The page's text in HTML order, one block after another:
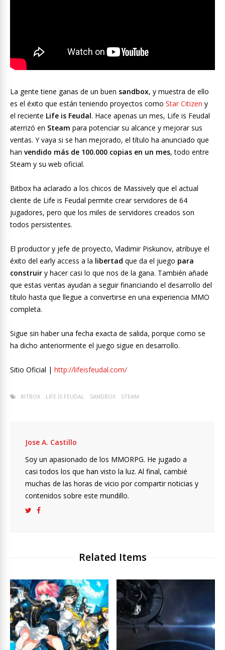
La gente tiene ganas de un buen sandbox, y muestra de ello
es el éxito que están teniendo proyectos como Star Citizen y
el reciente Life is Feudal. Hace apenas un mes, Life is Feudal
aterrizó en Steam para potenciar su alcance y mejorar sus
ventas. Y vaya si se han mejorado, el título ha anunciado que
han vendido más de 100.000 copias en un mes, todo entre
Steam y su web oficial.
Bitbox ha aclarado a los chicos de Massively que el actual
cliente de Life is Feudal permite crear servidores de 64
jugadores, pero que los miles de servidores creados son
todos persistentes.
El productor y jefe de proyecto, Vladimir Piskunov, atribuye el
éxito del early access a la libertad que da el juego para
construir y hacer casi lo que nos de la gana. También añade
que estas ventas ayudan a seguir financiando el desarrollo del
título hasta que llegue a convertirse en una experiencia MMO
completa.
Sigue sin haber una fecha exacta de salida, porque como se
ha dicho anteriormente el juego sigue en desarrollo.
Sitio Oficial | http://lifeisfeudal.com/
BITBOX LIFE IS FEUDAL SANDBOX STEAM
Jose A. Castillo
Soy un apasionado de los MMORPG. He jugado a
casi todos los que han visto la luz. Al final, cambié
muchas de las horas de vicio por compartir noticias y
contenidos sobre este mundillo.
Related Items